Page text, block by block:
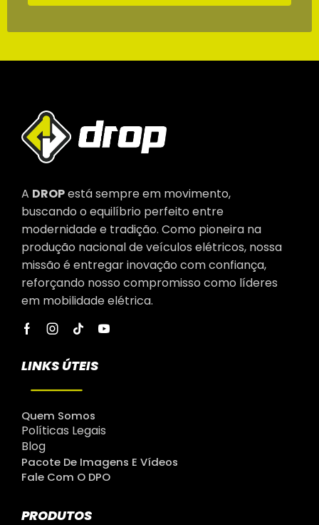
A DROPestá sempre em movimento,
buscando o equilíbrio perfeito entre
modernidade e tradição. Como pioneira na
produção nacional de veículos elétricos, nossa
missão é entregar inovação com confiança,
reforçando nosso compromisso como líderes
em mobilidade elétrica.
LINKS ÚTEIS
Quem Somos
Políticas Legais
Blog
Pacote De Imagens E Vídeos
Fale Com O DPO
PRODUTOS